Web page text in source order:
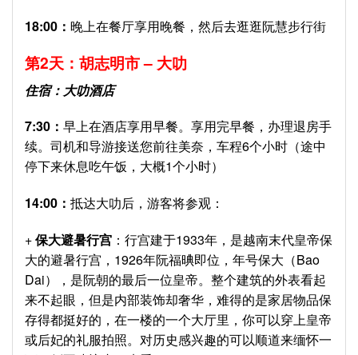
18:00 ： 晚上在餐厅享用晚餐，然后去逛逛阮慧步行街
第2天：胡志明市– 大叻
住宿：大叻酒店
7:30 ： 早上在酒店享用早餐。享用完早餐，办理退房手
续。司机和导游接送您前往美奈，车程6个小时（途中
停下来休息吃午饭，大概1个小时）
14:00 ： 抵达大叻后，游客将参观：
+保大避暑行宫 ：行宫建于1933年，是越南末代皇帝保
大的避暑行宫，1926年阮福晪即位，年号保大（Bao
Dai），是阮朝的最后一位皇帝。整个建筑的外表看起
来不起眼，但是内部装饰却奢华，难得的是家居物品保
存得都挺好的，在一楼的一个大厅里，你可以穿上皇帝
或后妃的礼服拍照。对历史感兴趣的可以顺道来缅怀一